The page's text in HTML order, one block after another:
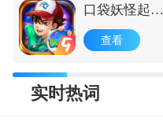
口袋妖怪起源
查看
实时热词